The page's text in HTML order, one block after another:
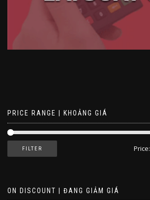
PRICE RANGE | KHOẢNG GIÁ
FILTER Price:
ON DISCOUNT | ĐANG GIẢM GIÁ